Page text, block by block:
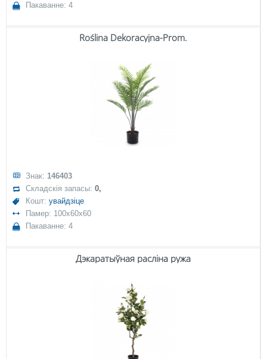
Пакаванне: 4
Roślina Dekoracyjna-Prom.
Знак: 146403
Складскія запасы:0,
Кошт:увайдзіце
Памер: 100x60x60
Пакаванне: 4
Дэкаратыўная расліна ружа